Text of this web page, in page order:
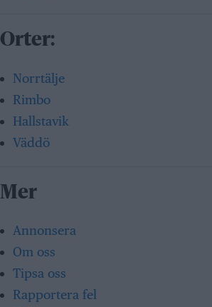
Orter:
Norrtälje
Rimbo
Hallstavik
Väddö
Mer
Annonsera
Om oss
Tipsa oss
Rapportera fel